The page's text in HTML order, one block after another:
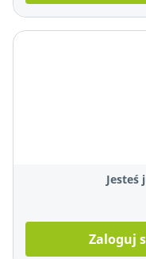
Jesteś
Zaloguj